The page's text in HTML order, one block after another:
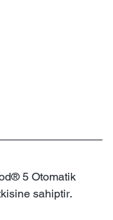
5 Otomatik
sahiptir.